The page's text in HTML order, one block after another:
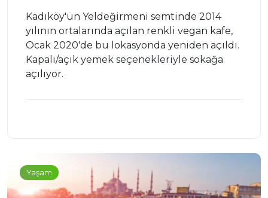
Kadıköy'ün Yeldeğirmeni semtinde 2014
yılının ortalarında açılan renkli vegan kafe,
Ocak 2020'de bu lokasyonda yeniden açıldı.
Kapalı/açık yemek seçenekleriyle sokağa
açılıyor.
Yaşam